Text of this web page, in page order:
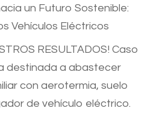
un Futuro Sostenible:
Vehículos Eléctricos
RESULTADOS! Caso
destinada a abastecer
con aerotermia, suelo
de vehículo eléctrico.